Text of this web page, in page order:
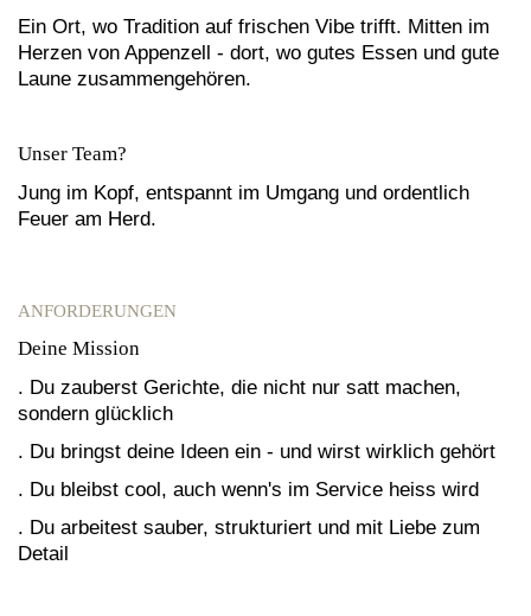
Ein Ort, wo Tradition auf frischen Vibe trifft. Mitten im
Herzen von Appenzell - dort, wo gutes Essen und gute
Laune zusammengehören.
Unser Team?
Jung im Kopf, entspannt im Umgang und ordentlich
Feuer am Herd.
ANFORDERUNGEN
Deine Mission
. Du zauberst Gerichte, die nicht nur satt machen,
sondern glücklich
. Du bringst deine Ideen ein - und wirst wirklich gehört
. Du bleibst cool, auch wenn's im Service heiss wird
. Du arbeitest sauber, strukturiert und mit Liebe zum
Detail